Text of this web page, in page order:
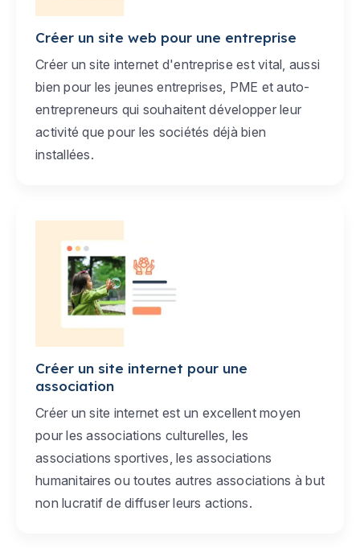
Créer un site web pour une entreprise
Créer un site internet d'entreprise est vital, aussi
bien pour les jeunes entreprises, PME et auto-
entrepreneurs qui souhaitent développer leur
activité que pour les sociétés déjà bien
installées.
Créer un site internet pour une
association
Créer un site internet est un excellent moyen
pour les associations culturelles, les
associations sportives, les associations
humanitaires ou toutes autres associations à but
non lucratif de diffuser leurs actions.